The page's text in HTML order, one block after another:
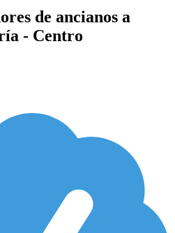
de ancianos a
- Centro